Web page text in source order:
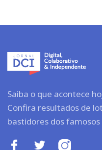
Saiba o que acontece
Confira resultados de
bastidores dos famosos